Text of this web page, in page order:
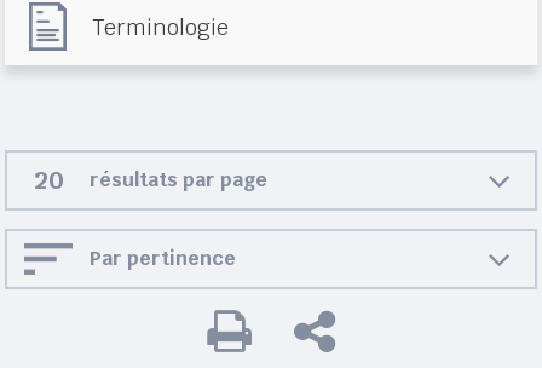
Terminologie
résultats par page
Par pertinence